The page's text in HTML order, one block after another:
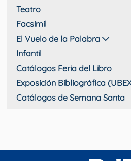
Teatro
Facsímil
El Vuelo de la Palabra
Infantil
Catálogos Feria del Libro
Exposición Bibliográfica
Catálogos de Semana Santa